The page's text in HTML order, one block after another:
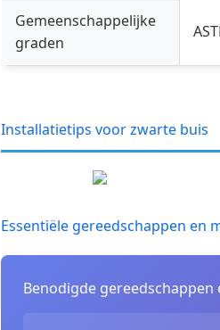
Gemeenschappelijke
graden
Installatietips voor zwarte buis
Essentiële gereedschappen en
Benodigde gereedschappen